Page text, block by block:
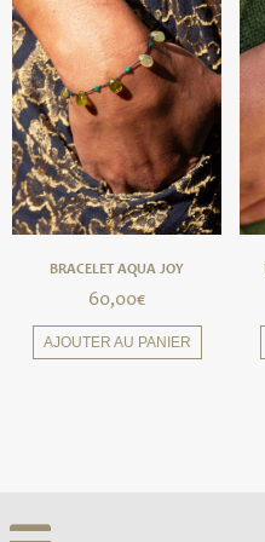
BRACELET AQUA JOY
60,00€
AJOUTER AU PANIER